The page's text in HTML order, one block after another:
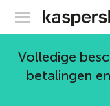
Volledige
betalingen